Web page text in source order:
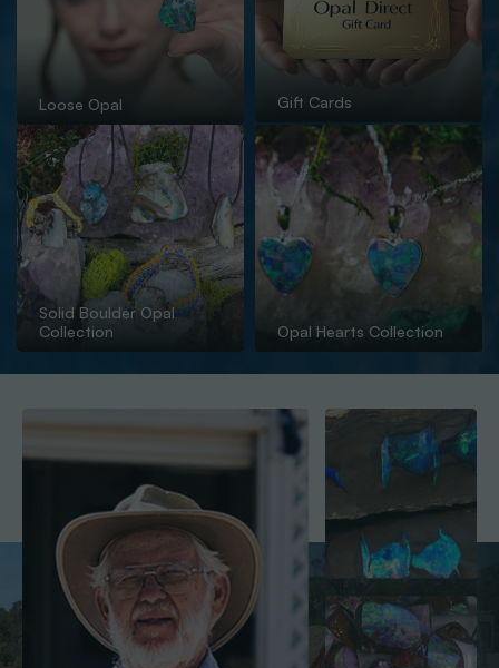
Loose Opal Gift Cards
Solid Boulder Opal
Collection
Opal Hearts Collection